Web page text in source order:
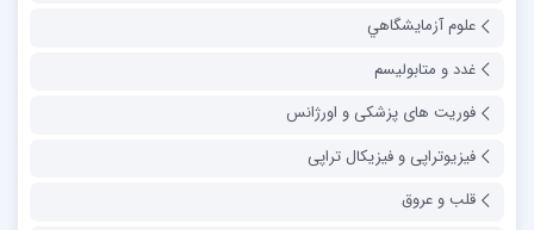
علوم آزمايشگاهي
غدد و متابولیسم
فوریت های پزشکی و اورژانس
فیزیوتراپی و فیزیکال تراپی
قلب و عروق